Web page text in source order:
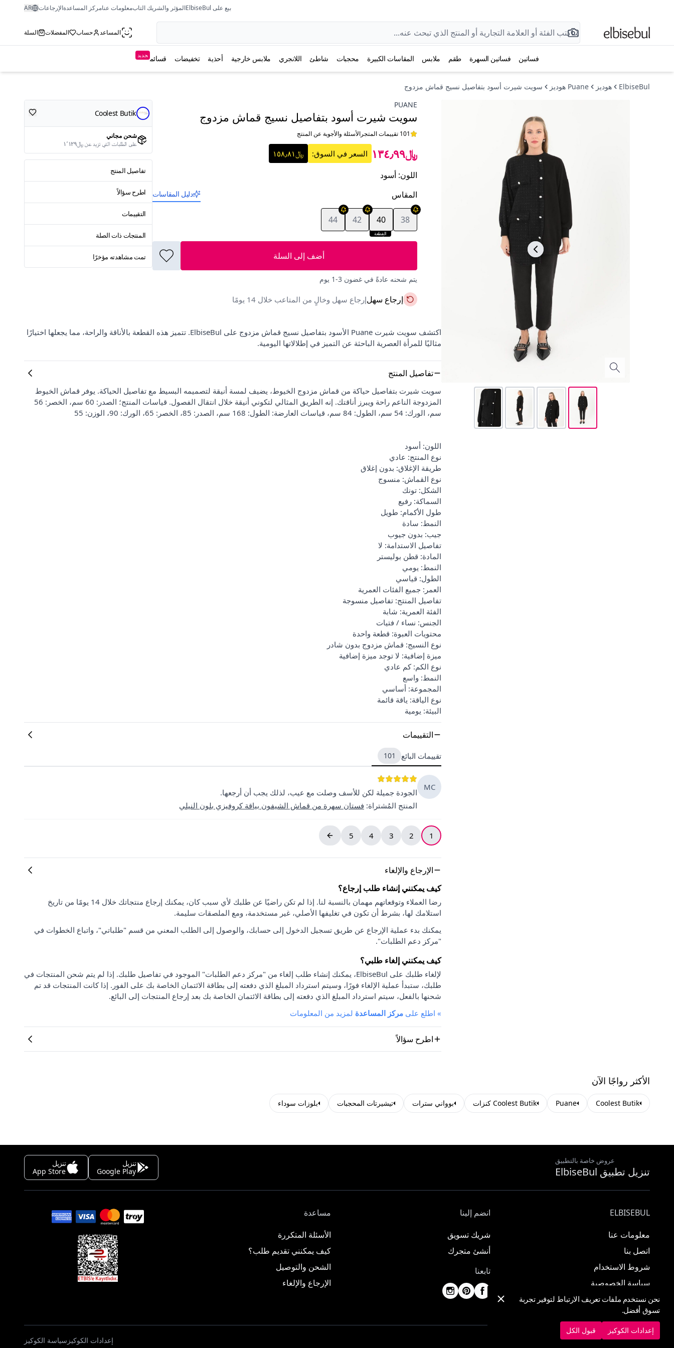
بيع على ElbiseBul المؤثر والشريك التابمعلومات عنامركز المساعدةالإرجاعات AR
المساعد حساب المفضلات السلة
فساتين فساتين السهرة طقم ملابس المقاسات الكبيرة محجبات شاطئ اللانجري ملابس خارجية أحذية تخفيضات قسائم جديد
ElbiseBul هوديز Puane هوديز
سويت شيرت أسود بتفاصيل نسيج قماش مزدوج
PUANE
سويت شيرت أسود بتفاصيل نسيج قماش مزدوج
101 تقييمات المتجر الأسئلة والأجوبة عن المنتج
﷼١٣٤٫٩٩ السعر في السوق: ﷼١٥٨٫٨١
اللون: أسود
المقاس
دليل المقاسات
38
القطعة
40
42
44
أضف إلى السلة
يتم شحنه عادةً في غضون 3-1 يوم
إرجاع سهلإرجاع سهل وخالٍ من المتاعب خلال 14 يومًا
Coolest Butik
شحن مجاني
على الطلبات التي تزيد عن ﷼١٬١٢٩
تفاصيل المنتج
اطرح سؤالاً
التقييمات
المنتجات ذات الصلة
تمت مشاهدته مؤخرًا
اكتشف سويت شيرت Puane الأسود بتفاصيل نسيج قماش مزدوج على ElbiseBul. تتميز هذه القطعة بالأناقة والراحة، مما يجعلها اختيارًا
مثاليًا للمرأة العصرية الباحثة عن التميز في إطلالاتها اليومية.
تفاصيل المنتج
سويت شيرت بتفاصيل حياكة من قماش مزدوج الخيوط، يضيف لمسة أنيقة لتصميمه البسيط مع تفاصيل الحياكة. يوفر قماش الخيوط
المزدوجة الناعم راحة ويبرز أناقتك. إنه الطريق المثالي لتكوني أنيقة خلال انتقال الفصول. قياسات المنتج؛ الصدر: 60 سم، الخصر: 56
سم، الورك: 54 سم، الطول: 84 سم، قياسات العارضة: الطول: 168 سم، الصدر: 85، الخصر: 65، الورك: 90، الوزن: 55
اللون: أسود
نوع المنتج: عادي
طريقة الإغلاق: بدون إغلاق
نوع القماش: منسوج
الشكل: تونك
السماكة: رفيع
طول الأكمام: طويل
النمط: سادة
جيب: بدون جيوب
تفاصيل الاستدامة: لا
المادة: قطن بوليستر
النمط: يومي
الطول: قياسي
العمر: جميع الفئات العمرية
تفاصيل المنتج: تفاصيل منسوجة
الفئة العمرية: شابة
الجنس: نساء / فتيات
محتويات العبوة: قطعة واحدة
نوع النسيج: قماش مزدوج بدون شادر
ميزة إضافية: لا توجد ميزة إضافية
نوع الكم: كم عادي
النمط: واسع
المجموعة: أساسي
نوع الياقة: ياقة قائمة
البيئة: يومية
التقييمات
تقييمات البائع 101
MC
الجودة جميلة لكن للأسف وصلت مع عيب، لذلك يجب أن أرجعها.
المنتج المُشتراة: فستان سهرة من قماش الشيفون بياقة كروفيزي بلون النيلي
1
2
3
4
5
الإرجاع والإلغاء
كيف يمكنني إنشاء طلب إرجاع؟
رضا العملاء وتوقعاتهم مهمان بالنسبة لنا. إذا لم تكن راضيًا عن طلبك لأي سبب كان، يمكنك إرجاع منتجاتك خلال 14 يومًا من تاريخ
استلامك لها، بشرط أن تكون في تغليفها الأصلي، غير مستخدمة، ومع الملصقات سليمة.
يمكنك بدء عملية الإرجاع عن طريق تسجيل الدخول إلى حسابك، والوصول إلى الطلب المعني من قسم "طلباتي"، واتباع الخطوات في
"مركز دعم الطلبات".
كيف يمكنني إلغاء طلبي؟
لإلغاء طلبك على ElbiseBul، يمكنك إنشاء طلب إلغاء من "مركز دعم الطلبات" الموجود في تفاصيل طلبك. إذا لم يتم شحن المنتجات في
طلبك، ستبدأ عملية الإلغاء فورًا، وسيتم استرداد المبلغ الذي دفعته إلى بطاقة الائتمان الخاصة بك على الفور. إذا كانت المنتجات قد تم
شحنها بالفعل، سيتم استرداد المبلغ الذي دفعته إلى بطاقة الائتمان الخاصة بك بعد إرجاع المنتجات إلى البائع.
» اطلع على مركز المساعدة لمزيد من المعلومات
اطرح سؤالاً
الأكثر رواجًا الآن
Coolest Butik
Puane Coolest Butik كنزات بوواني سترات تيشيرتات المحجبات بلوزات سوداء
عروض خاصة بالتطبيق
تنزيل تطبيق ElbiseBul
تنزيل
Google Play
تنزيل
App Store
ELBISEBUL
معلومات عنا
اتصل بنا
شروط الاستخدام
سياسة الخصوصية
انضم إلينا
شريك تسويق
أنشئ متجرك
تابعنا
مساعدة
الأسئلة المتكررة
كيف يمكنني تقديم طلب؟
الشحن والتوصيل
الإرجاع والإلغاء
© 2025 ElbiseBul - جميع الحقوق محفوظة إعدادات الكوكيز سياسة الكوكيز
نحن نستخدم ملفات تعريف الارتباط لتوفير تجربة
تسوق أفضل.
إعدادات الكوكيز قبول الكل